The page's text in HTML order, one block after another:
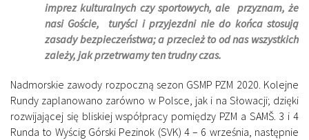
imprez kulturalnych czy sportowych, ale przyznam, że
nasi Goście, turyści i przyjezdni nie do końca stosują
zasady bezpieczeństwa; a przecież to od nas wszystkich
zależy, jak przetrwamy ten trudny czas.
Nadmorskie zawody rozpoczną sezon GSMP PZM 2020. Kolejne
Rundy zaplanowano zarówno w Polsce, jak i na Słowacji; dzięki
rozwijającej się bliskiej współpracy pomiędzy PZM a SAMŠ. 3 i 4
Runda to Wyścig Górski Pezinok (SVK) 4 – 6 września, następnie